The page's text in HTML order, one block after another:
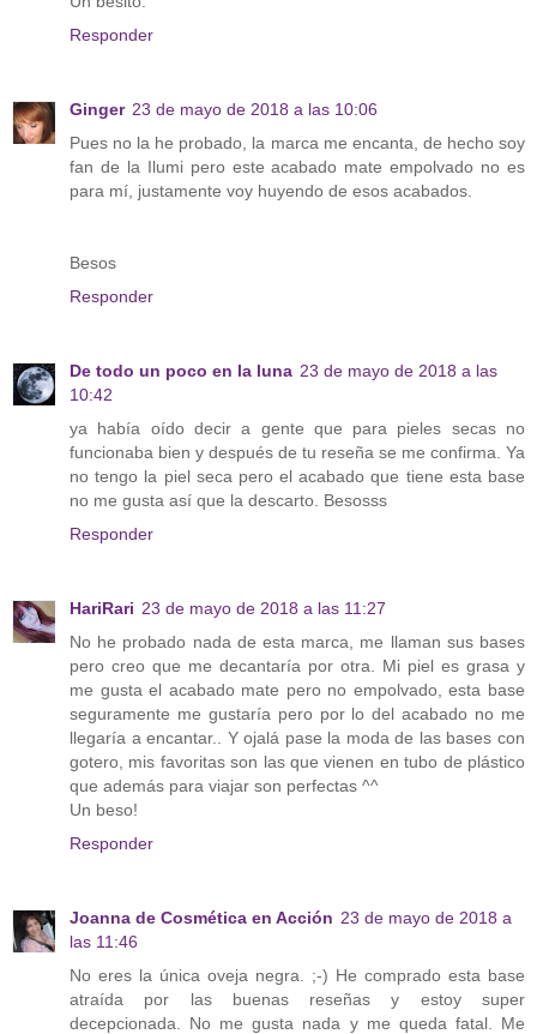
Responder
Ginger 23 de mayo de 2018 a las 10:06
Pues no la he probado, la marca me encanta, de hecho soy
fan de la Ilumi pero este acabado mate empolvado no es
para mí, justamente voy huyendo de esos acabados.
Besos
Responder
De todo un poco en la luna 23 de mayo de 2018 a las
10:42
ya había oído decir a gente que para pieles secas no
funcionaba bien y después de tu reseña se me confirma. Ya
no tengo la piel seca pero el acabado que tiene esta base
no me gusta así que la descarto. Besosss
Responder
HariRari 23 de mayo de 2018 a las 11:27
No he probado nada de esta marca, me llaman sus bases
pero creo que me decantaría por otra. Mi piel es grasa y
me gusta el acabado mate pero no empolvado, esta base
seguramente me gustaría pero por lo del acabado no me
llegaría a encantar.. Y ojalá pase la moda de las bases con
gotero, mis favoritas son las que vienen en tubo de plástico
que además para viajar son perfectas ^^
Un beso!
Responder
Joanna de Cosmética en Acción 23 de mayo de 2018 a
las 11:46
No eres la única oveja negra. ;-) He comprado esta base
atraída por las buenas reseñas y estoy super
decepcionada. No me gusta nada y me queda fatal. Me